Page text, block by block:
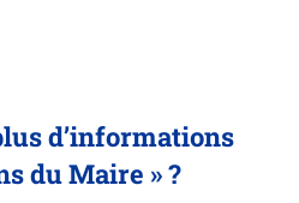
d’informations
du Maire » ?